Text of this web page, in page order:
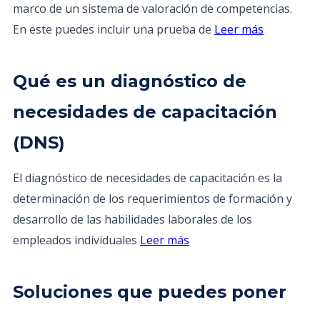
marco de un sistema de valoración de competencias.
En este puedes incluir una prueba de Leer más
Qué es un diagnóstico de
necesidades de capacitación
(DNS)
El diagnóstico de necesidades de capacitación es la
determinación de los requerimientos de formación y
desarrollo de las habilidades laborales de los
empleados individuales Leer más
Soluciones que puedes poner